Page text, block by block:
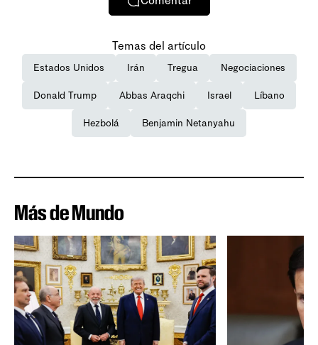
Temas del artículo
Estados Unidos Irán Tregua Negociaciones
Donald Trump Abbas Araqchi Israel Líbano
Hezbolá Benjamin Netanyahu
Más de Mundo